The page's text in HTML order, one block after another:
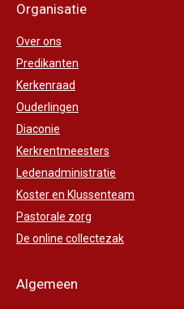
Organisatie
Over ons
Predikanten
Kerkenraad
Ouderlingen
Diaconie
Kerkrentmeesters
Ledenadministratie
Koster en Klussenteam
Pastorale zorg
De online collectezak
Algemeen